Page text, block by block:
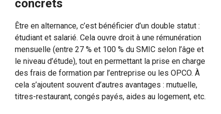
concrets
Être en alternance, c’est bénéficier d’un double statut :
étudiant et salarié. Cela ouvre droit à une rémunération
mensuelle (entre 27 % et 100 % du SMIC selon l’âge et
le niveau d’étude), tout en permettant la prise en charge
des frais de formation par l’entreprise ou les OPCO. À
cela s’ajoutent souvent d’autres avantages : mutuelle,
titres-restaurant, congés payés, aides au logement, etc.